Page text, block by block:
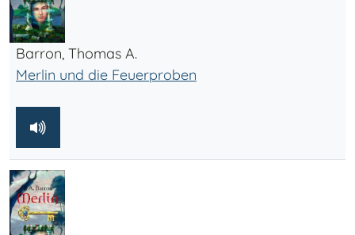
Barron, Thomas A.
Merlin und die Feuerproben